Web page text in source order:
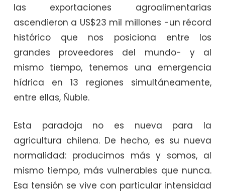
las exportaciones agroalimentarias
ascendieron a US$23 mil millones -un récord
histórico que nos posiciona entre los
grandes proveedores del mundo- y al
mismo tiempo, tenemos una emergencia
hídrica en 13 regiones simultáneamente,
entre ellas, Ñuble.
Esta paradoja no es nueva para la
agricultura chilena. De hecho, es su nueva
normalidad: producimos más y somos, al
mismo tiempo, más vulnerables que nunca.
Esa tensión se vive con particular intensidad